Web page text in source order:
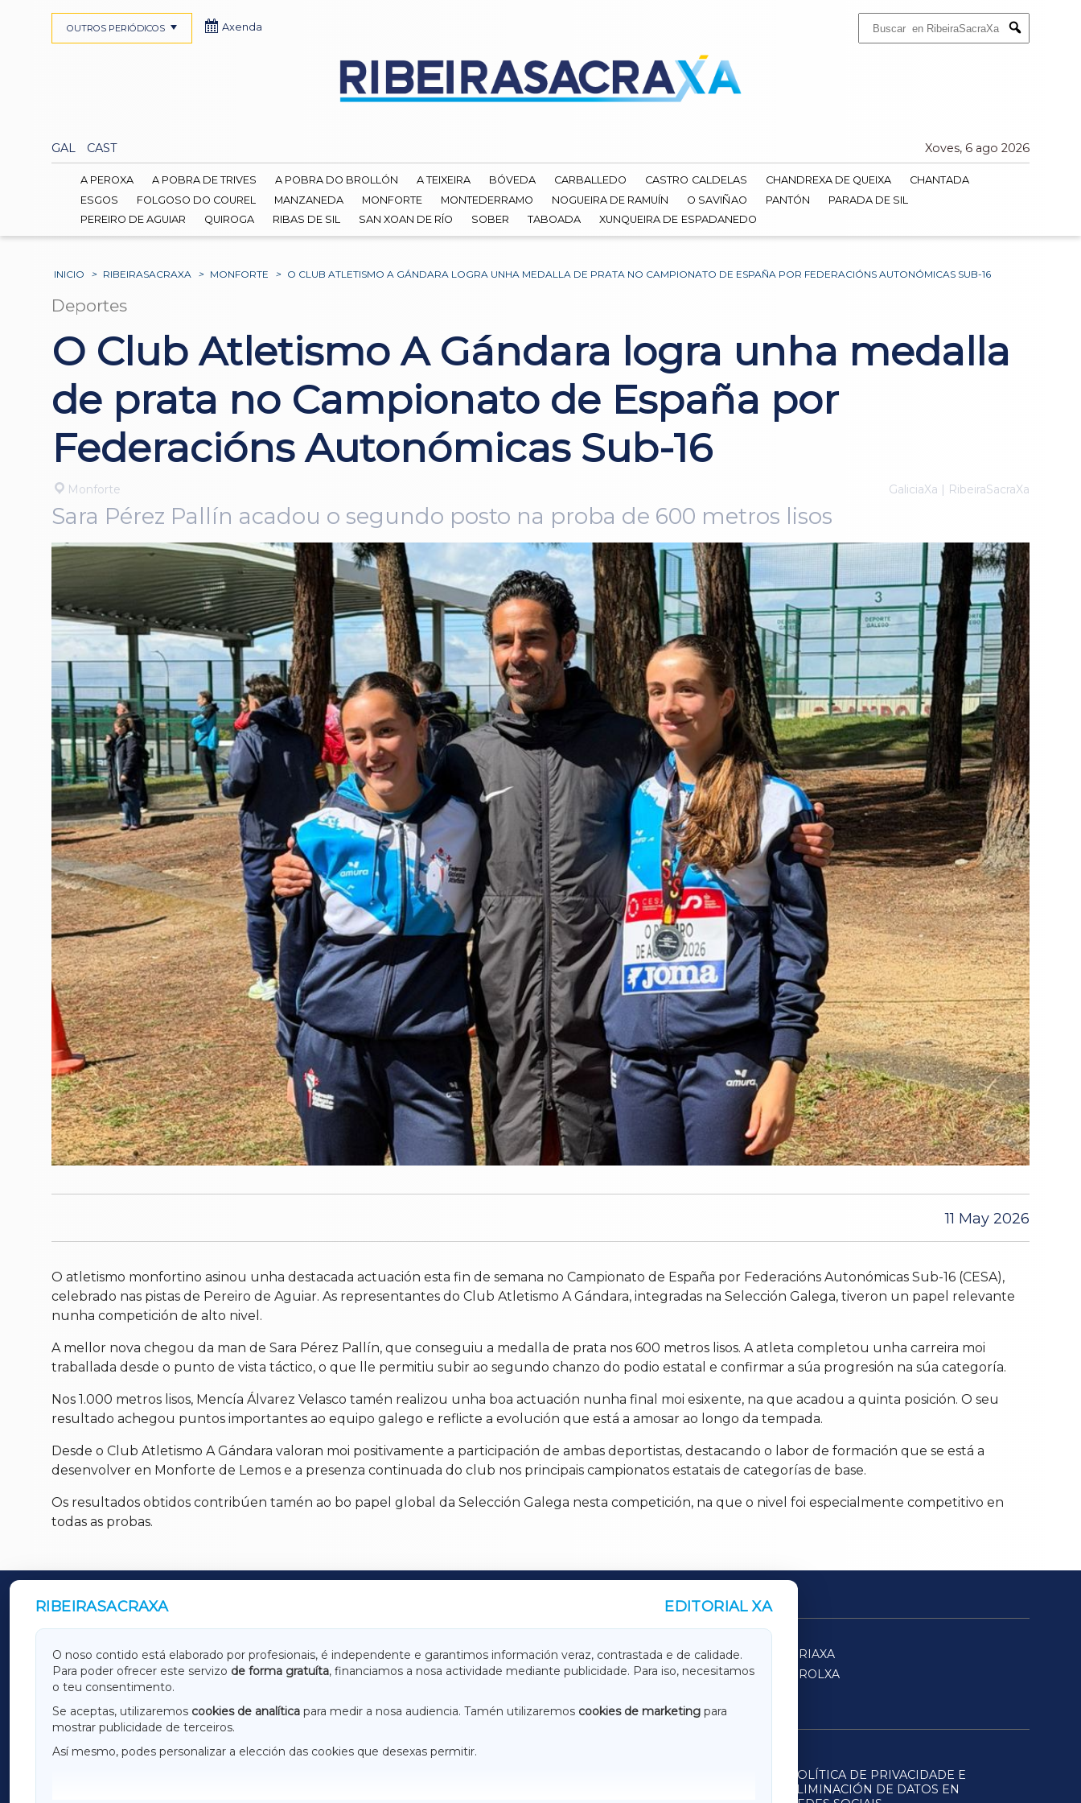
Submit
GAL CAST Xoves, 6 ago 2026
OUTROS PERIÓDICOS Axenda
A PEROXA A POBRA DE TRIVES A POBRA DO BROLLÓN A TEIXEIRA BÓVEDA CARBALLEDO CASTRO CALDELAS CHANDREXA DE QUEIXA
CHANTADA
ESGOS
FOLGOSO DO COUREL MANZANEDA MONFORTE MONTEDERRAMO NOGUEIRA DE RAMUÍN O SAVIÑAO PANTÓN
PARADA DE SIL
PEREIRO DE AGUIAR
QUIROGA RIBAS DE SIL SAN XOAN DE RÍO SOBER TABOADA XUNQUEIRA DE ESPADANEDO
INICIO > RIBEIRASACRAXA > MONFORTE > O CLUB ATLETISMO A GÁNDARA LOGRA UNHA MEDALLA DE PRATA NO CAMPIONATO DE ESPAÑA POR FEDERACIÓNS AUTONÓMICAS SUB-16
Deportes
O Club Atletismo A Gándara logra unha medalla
de prata no Campionato de España por
Federacións Autonómicas Sub-16
Monforte GaliciaXa | RibeiraSacraXa
Sara Pérez Pallín acadou o segundo posto na proba de 600 metros lisos
11 May 2026
O atletismo monfortino asinou unha destacada actuación esta fin de semana no Campionato de España por Federacións Autonómicas Sub-16 (CESA),
celebrado nas pistas de Pereiro de Aguiar. As representantes do Club Atletismo A Gándara, integradas na Selección Galega, tiveron un papel relevante
nunha competición de alto nivel.
A mellor nova chegou da man de Sara Pérez Pallín, que conseguiu a medalla de prata nos 600 metros lisos. A atleta completou unha carreira moi
traballada desde o punto de vista táctico, o que lle permitiu subir ao segundo chanzo do podio estatal e confirmar a súa progresión na súa categoría.
Nos 1.000 metros lisos, Mencía Álvarez Velasco tamén realizou unha boa actuación nunha final moi esixente, na que acadou a quinta posición. O seu
resultado achegou puntos importantes ao equipo galego e reflicte a evolución que está a amosar ao longo da tempada.
Desde o Club Atletismo A Gándara valoran moi positivamente a participación de ambas deportistas, destacando o labor de formación que se está a
desenvolver en Monforte de Lemos e a presenza continuada do club nos principais campionatos estatais de categorías de base.
Os resultados obtidos contribúen tamén ao bo papel global da Selección Galega nesta competición, na que o nivel foi especialmente competitivo en
todas as probas.
RIBEIRASACRAXA EDITORIAL XA
O noso contido está elaborado por profesionais, é independente e garantimos información veraz, contrastada e de calidade.
Para poder ofrecer este servizo de forma gratuíta, financiamos a nosa actividade mediante publicidade. Para iso, necesitamos
o teu consentimento.
Se aceptas, utilizaremos cookies de analítica para medir a nosa audiencia. Tamén utilizaremos cookies de marketing para
mostrar publicidade de terceiros.
Así mesmo, podes personalizar a elección das cookies que desexas permitir.
OUTROS PERIÓDICOS
GALICIAXA LUGOXA TERRACHAXA
SARRIAXA
AMARIÑAXA
RIBEIRASACRAXA ACORUÑAXA
FERROLXA
OURENSEXA
POLÍTICA DE PRIVACIDADE E
ELIMINACIÓN DE DATOS EN